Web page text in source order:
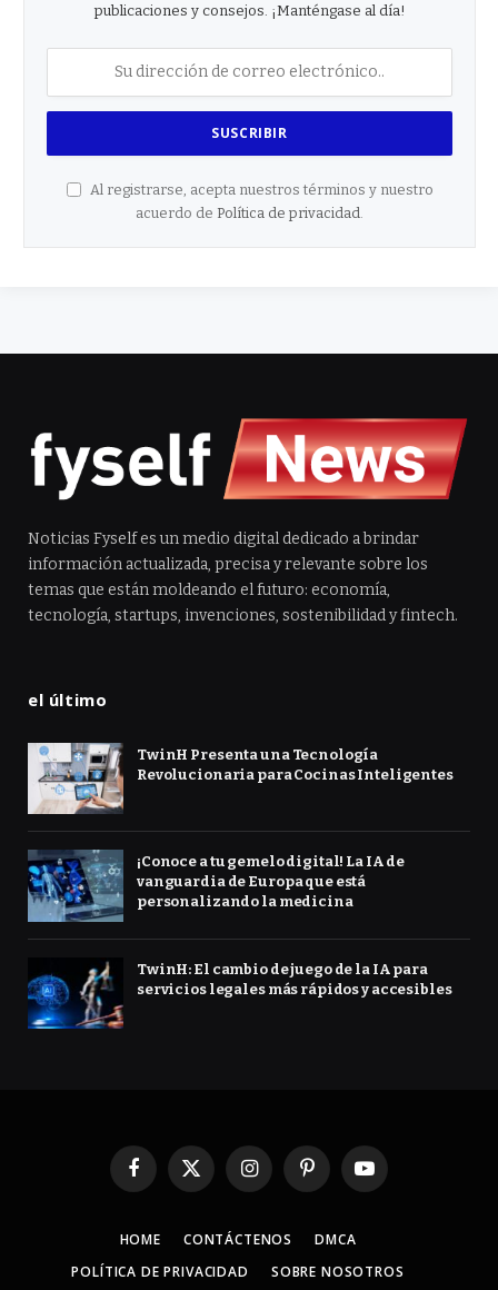
publicaciones y consejos. ¡Manténgase al día!
Al registrarse, acepta nuestros términos y nuestro
acuerdo de Política de privacidad
Noticias Fyself es un medio digital dedicado a brindar
información actualizada, precisa y relevante sobre los
temas que están moldeando el futuro: economía,
tecnología, startups, invenciones, sostenibilidad y fintech.
el último
TwinH Presenta una Tecnología
Revolucionaria para Cocinas Inteligentes
¡Conoce a tu gemelo digital! La IA de
vanguardia de Europa que está
personalizando la medicina
TwinH: El cambio de juego de la IA para
servicios legales más rápidos y accesibles
Facebook
X
InstagramPinterestYouTube
HOME CONTÁCTENOS
DMCA
POLÍTICA DE PRIVACIDAD
SOBRE NOSOTROS